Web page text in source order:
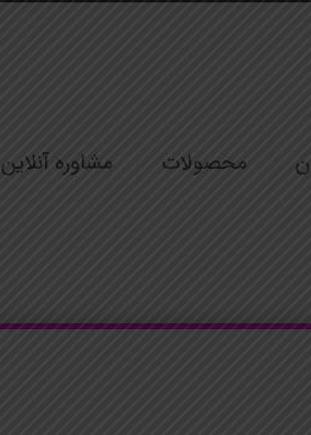
محصولات مشاوره آنلاین